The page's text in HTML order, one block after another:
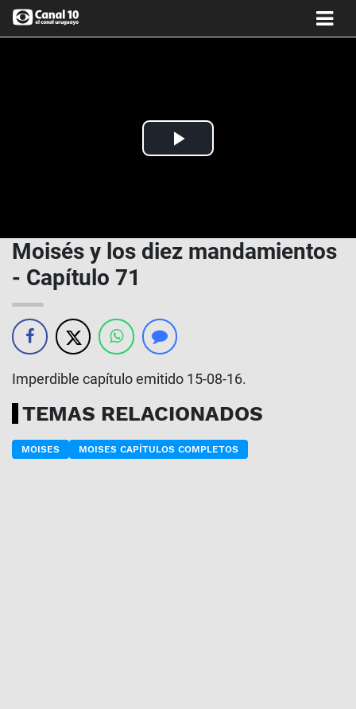
Play
Moisés y los diez mandamientos
- Capítulo 71
Imperdible capítulo emitido 15-08-16.
TEMAS RELACIONADOS
MOISES MOISES CAPÍTULOS COMPLETOS